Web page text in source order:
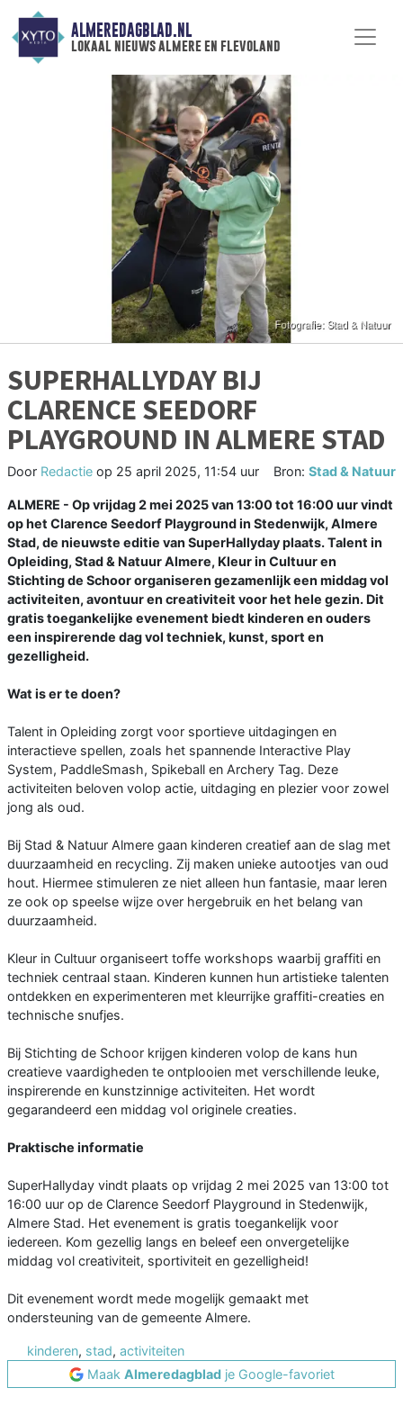
ALMEREDAGBLAD.NL
lokaal nieuws almere en flevoland
SUPERHALLYDAY BIJ
CLARENCE SEEDORF
PLAYGROUND IN ALMERE STAD
Door Redactie op 25 april 2025, 11:54 uur Bron: Stad & Natuur
ALMERE - Op vrijdag 2 mei 2025 van 13:00 tot 16:00 uur vindt
op het Clarence Seedorf Playground in Stedenwijk, Almere
Stad, de nieuwste editie van SuperHallyday plaats. Talent in
Opleiding, Stad & Natuur Almere, Kleur in Cultuur en
Stichting de Schoor organiseren gezamenlijk een middag vol
activiteiten, avontuur en creativiteit voor het hele gezin. Dit
gratis toegankelijke evenement biedt kinderen en ouders
een inspirerende dag vol techniek, kunst, sport en
gezelligheid.
Wat is er te doen?
Talent in Opleiding zorgt voor sportieve uitdagingen en
interactieve spellen, zoals het spannende Interactive Play
System, PaddleSmash, Spikeball en Archery Tag. Deze
activiteiten beloven volop actie, uitdaging en plezier voor zowel
jong als oud.
Bij Stad & Natuur Almere gaan kinderen creatief aan de slag met
duurzaamheid en recycling. Zij maken unieke autootjes van oud
hout. Hiermee stimuleren ze niet alleen hun fantasie, maar leren
ze ook op speelse wijze over hergebruik en het belang van
duurzaamheid.
Kleur in Cultuur organiseert toffe workshops waarbij graffiti en
techniek centraal staan. Kinderen kunnen hun artistieke talenten
ontdekken en experimenteren met kleurrijke graffiti-creaties en
technische snufjes.
Bij Stichting de Schoor krijgen kinderen volop de kans hun
creatieve vaardigheden te ontplooien met verschillende leuke,
inspirerende en kunstzinnige activiteiten. Het wordt
gegarandeerd een middag vol originele creaties.
Praktische informatie
SuperHallyday vindt plaats op vrijdag 2 mei 2025 van 13:00 tot
16:00 uur op de Clarence Seedorf Playground in Stedenwijk,
Almere Stad. Het evenement is gratis toegankelijk voor
iedereen. Kom gezellig langs en beleef een onvergetelijke
middag vol creativiteit, sportiviteit en gezelligheid!
Dit evenement wordt mede mogelijk gemaakt met
ondersteuning van de gemeente Almere.
kinderen, stad, activiteiten
Maak Almeredagbladje Google-favoriet